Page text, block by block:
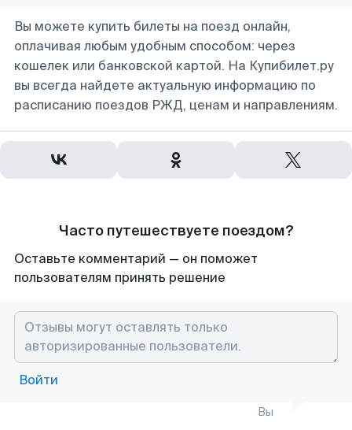
Вы можете купить билеты на поезд онлайн,
оплачивая любым удобным способом: через
кошелек или банковской картой. На Купибилет.ру
вы всегда найдете актуальную информацию по
расписанию поездов РЖД, ценам и направлениям.
Часто путешествуете поездом?
Оставьте комментарий — он поможет
пользователям принять решение
Войти
Вы